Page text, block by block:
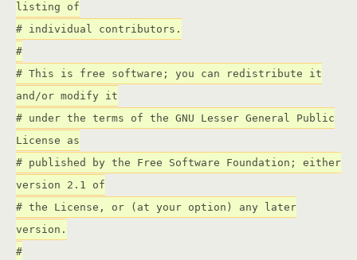
listing of
# individual contributors.
#
# This is free software; you can redistribute it
and/or modify it
# under the terms of the GNU Lesser General Public
License as
# published by the Free Software Foundation; either
version 2.1 of
# the License, or (at your option) any later
version.
#